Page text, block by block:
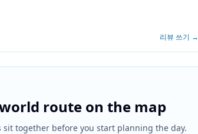
리뷰 쓰기 →
route on the map
together before you start planning the day.